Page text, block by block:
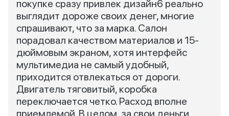
покупке сразу привлек дизайн6 реально
выглядит дороже своих денег, многие
спрашивают, что за марка. Салон
порадовал качеством материалов и 15-
дюймовым экраном, хотя интерфейс
мультимедиа не самый удобный,
приходится отвлекаться от дороги.
Двигатель тяговитый, коробка
переключается четко. Расход вполне
приемлемой. В целом, за свои деньги